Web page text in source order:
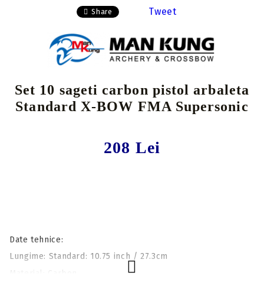
Share Tweet
Set 10 sageti carbon pistol arbaleta
Standard X-BOW FMA Supersonic
208 Lei
Date tehnice:
Lungime: Standard: 10.75 inch / 27.3cm